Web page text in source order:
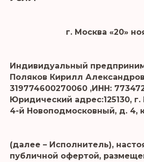
г. Москва «20»
Индивидуальный
Поляков Кирилл
319774600270060 ,ИНН:
Юридический адрес:125130, г.
4-й Новоподмосковный, д. 4,
(далее – Исполнитель),
публичной офертой,